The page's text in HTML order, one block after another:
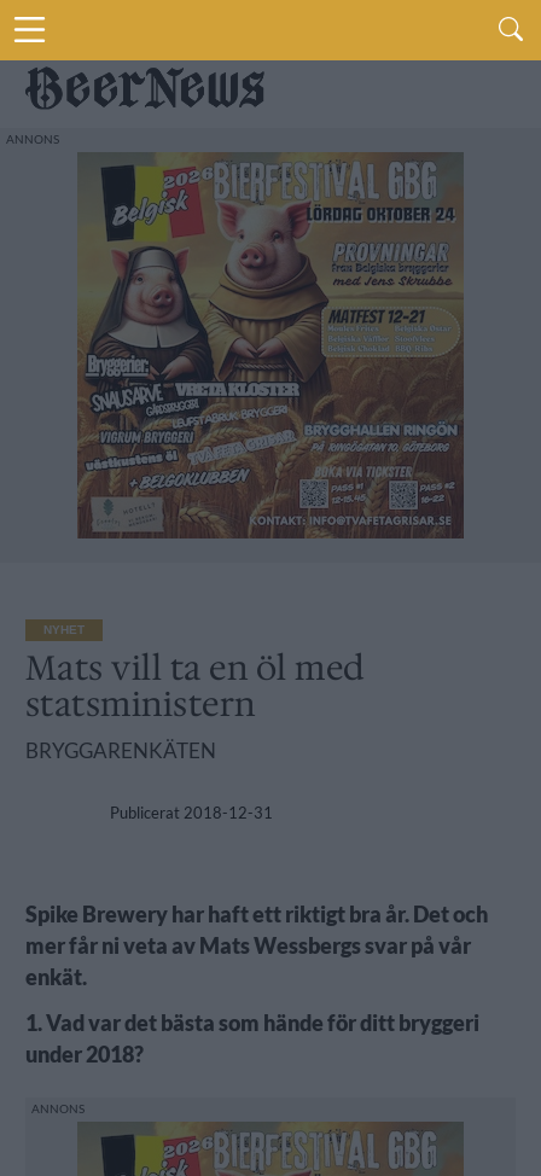
NYHET
Mats vill ta en öl med
statsministern
BRYGGARENKÄTEN
Publicerat 2018-12-31
Spike Brewery har haft ett riktigt bra år. Det och
mer får ni veta av Mats Wessbergs svar på vår
enkät.
1. Vad var det bästa som hände för ditt bryggeri
under 2018?